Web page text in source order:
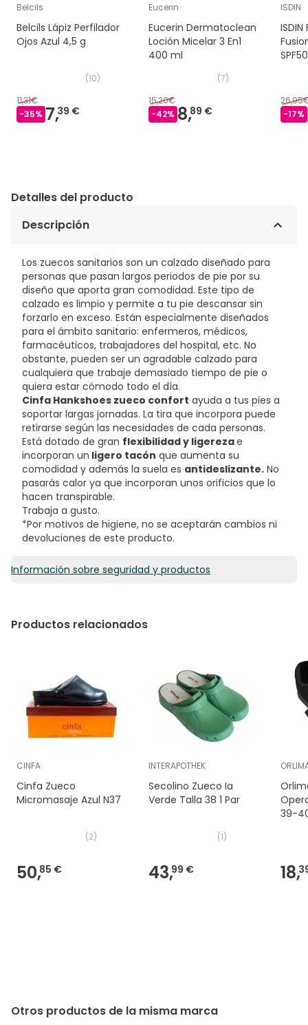
Belcils
Belcils Lápiz Perfilador
Ojos Azul 4,5 g
(10)
11,31€
-35% 7,39 €
Eucerin
Eucerin Dermatoclean
Loción Micelar 3 En1
400 ml
(7)
15,20€
-42% 8,89 €
ISDIN
-17%
Detalles del producto
Descripción
Los zuecos sanitarios son un calzado diseñado para
personas que pasan largos periodos de pie por su
diseño que aporta gran comodidad. Este tipo de
calzado es limpio y permite a tu pie descansar sin
forzarlo en exceso. Están especialmente diseñados
para el ámbito sanitario: enfermeros, médicos,
farmacéuticos, trabajadores del hospital, etc. No
obstante, pueden ser un agradable calzado para
cualquiera que trabaje demasiado tiempo de pie o
quiera estar cómodo todo el día.
Cinfa Hankshoes zueco confort ayuda a tus pies a
soportar largas jornadas. La tira que incorpora puede
retirarse según las necesidades de cada personas.
Está dotado de gran flexibilidad y ligerezae
incorporan un ligero tacón que aumenta su
comodidad y además la suela es antideslizante. No
pasarás calor ya que incorporan unos orificios que lo
hacen transpirable.
Trabaja a gusto.
*Por motivos de higiene, no se aceptarán cambios ni
devoluciones de este producto.
Información sobre seguridad y productos
Productos relacionados
CINFA
Cinfa Zueco
Micromasaje Azul N37
(2)
50,85 €
INTERAPOTHEK
Secolino Zueco Ia
Verde Talla 38 1 Par
(1)
43,99 €
39-
18,
Otros productos de la misma marca